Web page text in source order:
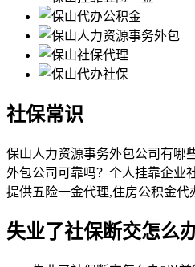
社保常识
保山人力资源事务外包公司有哪
外包公司可靠吗？个人挂靠企业
提供五险一金代理,住房公积金代
失业了社保断交怎么办